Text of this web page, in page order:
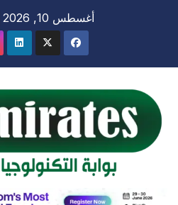
أغسطس 10, 2026